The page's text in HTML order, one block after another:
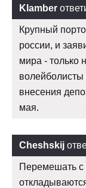
Klamber
Крупный
россии, и
мира - только
волейболисты
внесения
мая.
Cheshskij
Перемешать с